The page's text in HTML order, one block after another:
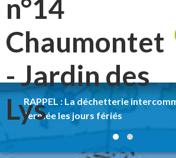
n°14
Chaumontet
- Jardin des
Lys
RAPPEL : La déchetterie
fermée les jours fériés